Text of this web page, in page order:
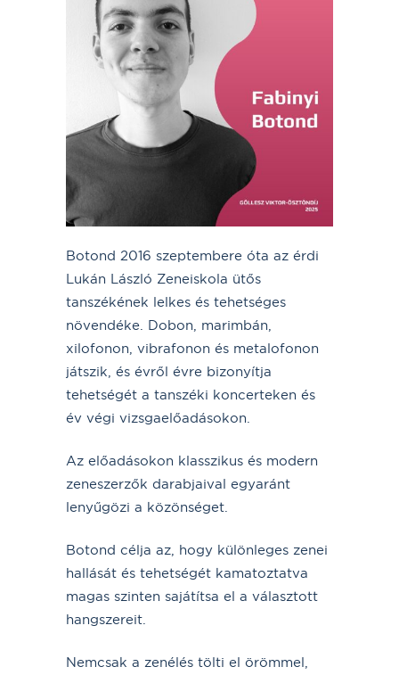
Botond 2016 szeptembere óta az érdi
Lukán László Zeneiskola ütős
tanszékének lelkes és tehetséges
növendéke. Dobon, marimbán,
xilofonon, vibrafonon és metalofonon
játszik, és évről évre bizonyítja
tehetségét a tanszéki koncerteken és
év végi vizsgaelőadásokon.
Az előadásokon klasszikus és modern
zeneszerzők darabjaival egyaránt
lenyűgözi a közönséget.
Botond célja az, hogy különleges zenei
hallását és tehetségét kamatoztatva
magas szinten sajátítsa el a választott
hangszereit.
Nemcsak a zenélés tölti el örömmel,